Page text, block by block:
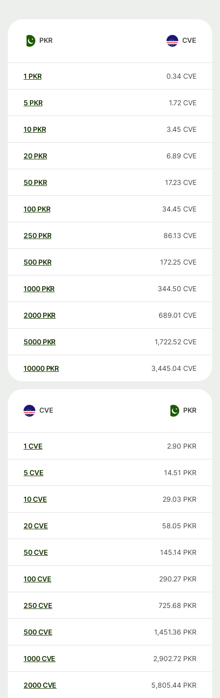
PKR CVE
1 PKR 0.34 CVE
5 PKR 1.72 CVE
10 PKR 3.45 CVE
20 PKR 6.89 CVE
50 PKR 17.23 CVE
100 PKR 34.45 CVE
250 PKR 86.13 CVE
500 PKR 172.25 CVE
1000 PKR 344.50 CVE
2000 PKR 689.01 CVE
5000 PKR 1,722.52 CVE
10000 PKR 3,445.04 CVE
CVE PKR
1 CVE 2.90 PKR
5 CVE 14.51 PKR
10CVE 29.03 PKR
20CVE 58.05 PKR
50CVE 145.14 PKR
100CVE 290.27 PKR
250CVE 725.68 PKR
500CVE 1,451.36 PKR
1000CVE 2,902.72 PKR
2000CVE 5,805.44 PKR